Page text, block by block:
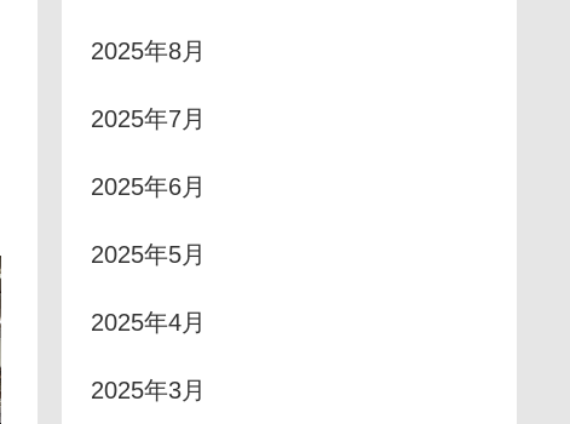
2025年8月
2025年7月
2025年6月
2025年5月
2025年4月
2025年3月